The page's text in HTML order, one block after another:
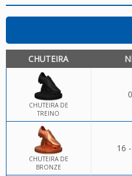
CHUTEIRA
CHUTEIRA DE
TREINO
CHUTEIRA DE
BRONZE
16